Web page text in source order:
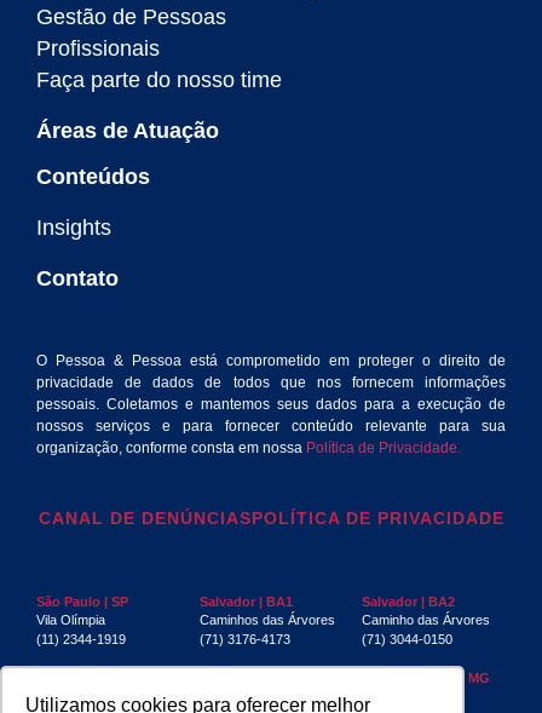
Utilizamos cookies para oferecer melhor
Gestão de Pessoas
Profissionais
Faça parte do nosso time
Áreas de Atuação
Conteúdos
Insights
Contato
O Pessoa & Pessoa está comprometido em proteger o direito de
privacidade de dados de todos que nos fornecem informações
pessoais. Coletamos e mantemos seus dados para a execução de
nossos serviços e para fornecer conteúdo relevante para sua
organização, conforme consta em nossa Política de Privacidade.
CANAL DE DENÚNCIASPOLÍTICA DE PRIVACIDADE
São Paulo | SP
Vila Olímpia
(11) 2344-1919
Salvador | BA1
Caminhos das Árvores
(71) 3176-4173
Salvador | BA2
Caminho das Árvores
(71) 3044-0150
Centro
Boa Viagem
Belo Horizonte | MG